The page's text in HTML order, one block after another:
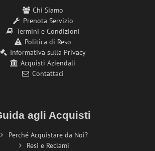
Chi Siamo
Prenota Servizio
Termini e Condizioni
Politica di Reso
Informativa sulla Privacy
Acquisti Aziendali
Contattaci
agli Acquisti
Perché Acquistare da Noi?
Resi e Reclami